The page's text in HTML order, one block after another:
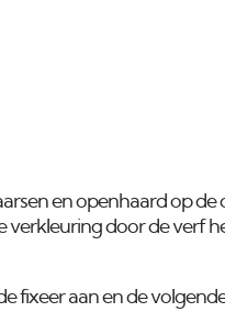
en openhaard op
verkleuring door de verf
fixeer aan en de